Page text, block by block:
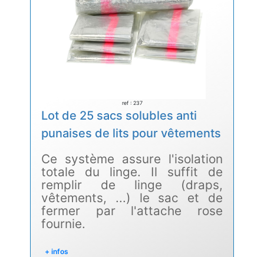
ref : 237
Lot de 25 sacs solubles anti
punaises de lits pour vêtements
Ce système assure l'isolation
totale du linge. Il suffit de
remplir de linge (draps,
vêtements, ...) le sac et de
fermer par l'attache rose
fournie.
+ infos